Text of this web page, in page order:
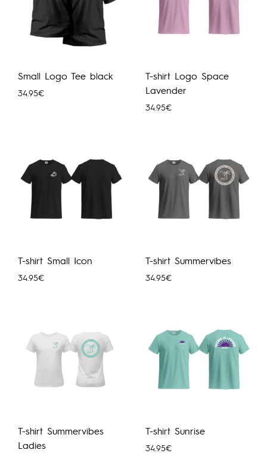
Small Logo Tee black
34.95€
T-shirt Logo Space
Lavender
34.95€
T-shirt Small Icon
34.95€
T-shirt Summervibes
34.95€
T-shirt Summervibes
Ladies
T-shirt Sunrise
34.95€